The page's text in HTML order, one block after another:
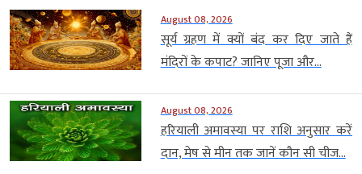
August 08, 2026
सूर्य ग्रहण में क्यों बंद कर दिए जाते हैं
मंदिरों के कपाट? जानिए पूजा और...
August 08, 2026
हरियाली अमावस्या पर राशि अनुसार करें
दान, मेष से मीन तक जानें कौन सी चीज...